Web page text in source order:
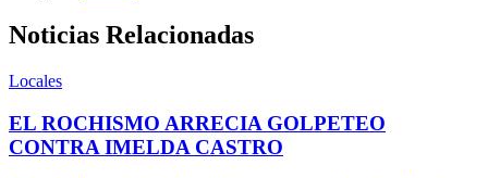
Noticias Relacionadas
Locales
EL ROCHISMO ARRECIA GOLPETEO
CONTRA IMELDA CASTRO